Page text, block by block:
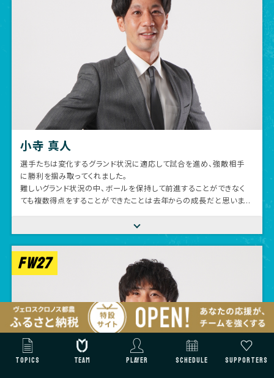
小寺 真人
選手たちは変化するグランド状況に適応して試合を進め、強敵相手
に勝利を掴み取ってくれました。
難しいグランド状況の中、ボールを保持して前進することができなく
ても複数得点をすることができたことは去年からの成長だと思いま
対戦していただいた、ガイナーレ鳥取の皆様、審判団の皆様、宮崎
県サッカー強化の皆様、運営に関わっていただいた皆様、ありがと
うございました。
悪天候の中、スタジアムに足を運びサポートしていただいた、ファ
ン・サポーター・ヴェロスクロノス都農アカデミーの皆様ならびに、
LIVE配信で応援していただいた皆様、ありがとうございました！強
い相手として見えた課題を成長に繋げて行きます。
FW27
TOPICS TEAM PLAYER SCHEDULE SUPPORTERS